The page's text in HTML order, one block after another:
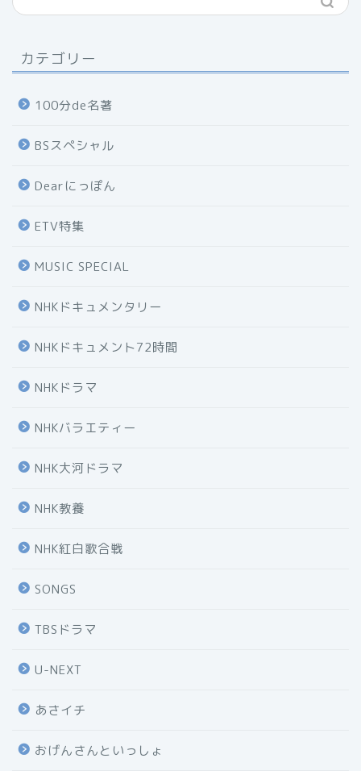
カテゴリー
100分de名著
BSスペシャル
Dearにっぽん
ETV特集
MUSIC SPECIAL
NHKドキュメンタリー
NHKドキュメント72時間
NHKドラマ
NHKバラエティー
NHK大河ドラマ
NHK教養
NHK紅白歌合戦
SONGS
TBSドラマ
U-NEXT
あさイチ
おげんさんといっしょ